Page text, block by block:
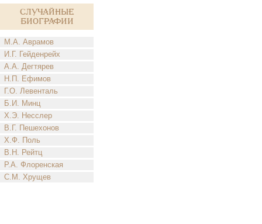
Случайные
биографии
М.А. Аврамов
И.Г. Гейденрейх
А.А. Дегтярев
Н.П. Ефимов
Г.О. Левенталь
Б.И. Минц
Х.Э. Несслер
В.Г. Пешехонов
Х.Ф. Поль
В.Н. Рейтц
Р.А. Флоренская
С.М. Хрущев